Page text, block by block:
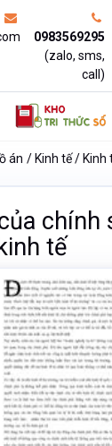
0983569295
(zalo, sms,
call)
án Kinh tế Kinh
chính
tế